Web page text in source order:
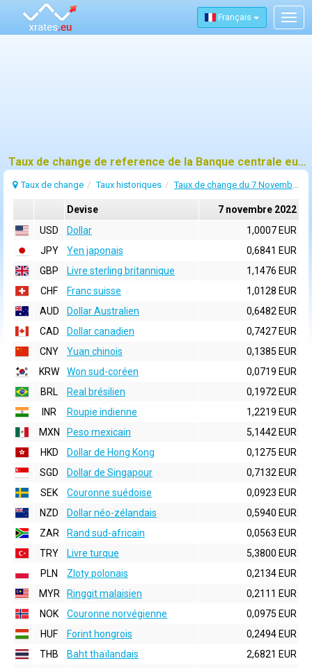
Français
Taux de change de reference de la Banque centrale europeenne (BCE) pour 7 novembre 2022
Taux de change Taux historiques Taux de change du 7 Novembre 2022
Devise
7 novembre 2022
USD
Dollar
1,0007 EUR
JPY
Yen japonais
0,6841 EUR
GBP
Livre sterling britannique
1,1476 EUR
CHF
Franc suisse
1,0128 EUR
AUD
Dollar Australien
0,6482 EUR
CAD
Dollar canadien
0,7427 EUR
CNY
Yuan chinois
0,1385 EUR
KRW
Won sud-coréen
0,0719 EUR
BRL
Real brésilien
0,1972 EUR
INR
Roupie indienne
1,2219 EUR
MXN
Peso mexicain
5,1442 EUR
HKD
Dollar de Hong Kong
0,1275 EUR
SGD
Dollar de Singapour
0,7132 EUR
SEK
Couronne suédoise
0,0923 EUR
NZD
Dollar néo-zélandais
0,5940 EUR
ZAR
Rand sud-africain
0,0563 EUR
TRY
Livre turque
5,3800 EUR
PLN
Zloty polonais
0,2134 EUR
MYR
Ringgit malaisien
0,2111 EUR
NOK
Couronne norvégienne
0,0975 EUR
HUF
Forint hongrois
0,2494 EUR
THB
Baht thaïlandais
2,6821 EUR